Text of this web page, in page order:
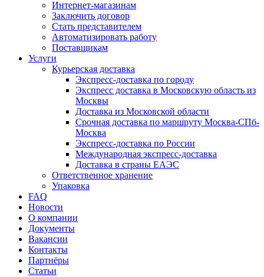
Интернет-магазинам
Заключить договор
Стать представителем
Автоматизировать работу
Поставщикам
Услуги
Курьерская доставка
Экспресс-доставка по городу
Экспресс доставка в Московскую область из
Москвы
Доставка из Московской области
Срочная доставка по маршруту Москва-СПб-
Москва
Экспресс-доставка по России
Международная экспресс-доставка
Доставка в страны ЕАЭС
Ответственное хранение
Упаковка
FAQ
Новости
О компании
Документы
Вакансии
Контакты
Партнёры
Статьи